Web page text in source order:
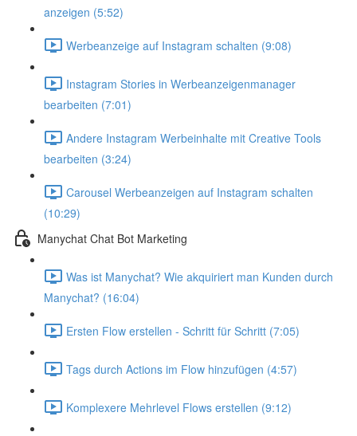
anzeigen (5:52)
Werbeanzeige auf Instagram schalten (9:08)
Instagram Stories in Werbeanzeigenmanager
bearbeiten (7:01)
Andere Instagram Werbeinhalte mit Creative Tools
bearbeiten (3:24)
Carousel Werbeanzeigen auf Instagram schalten
(10:29)
Manychat Chat Bot Marketing
Was ist Manychat? Wie akquiriert man Kunden durch
Manychat? (16:04)
Ersten Flow erstellen - Schritt für Schritt (7:05)
Tags durch Actions im Flow hinzufügen (4:57)
Komplexere Mehrlevel Flows erstellen (9:12)